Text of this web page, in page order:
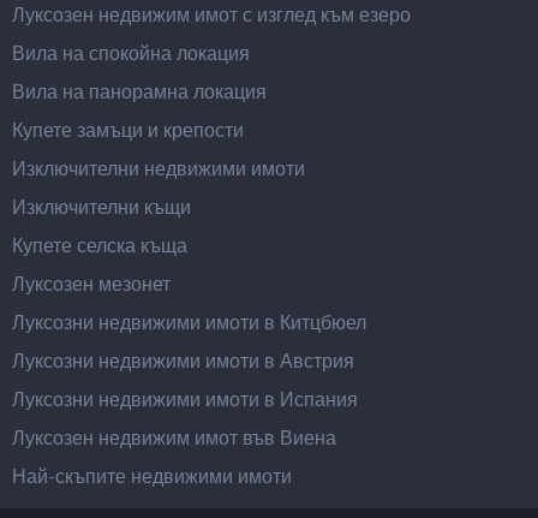
Луксозен недвижим имот с изглед към езеро
Вила на спокойна локация
Вила на панорамна локация
Купете замъци и крепости
Изключителни недвижими имоти
Изключителни къщи
Купете селска къща
Луксозен мезонет
Луксозни недвижими имоти в Китцбюел
Луксозни недвижими имоти в Австрия
Луксозни недвижими имоти в Испания
Луксозен недвижим имот във Виена
Най-скъпите недвижими имоти